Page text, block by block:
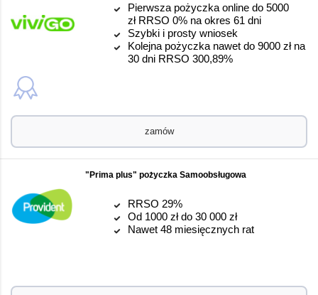
Pierwsza pożyczka online do 5000
zł RRSO 0% na okres 61 dni
Szybki i prosty wniosek
Kolejna pożyczka nawet do 9000 zł na
30 dni RRSO 300,89%
zamów
"Prima plus" pożyczka Samoobsługowa
RRSO 29%
Od 1000 zł do 30 000 zł
Nawet 48 miesięcznych rat